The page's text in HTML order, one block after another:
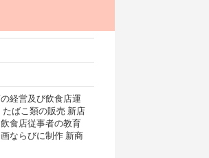
経営及び飲食店運
ばこ類の販売 新店
食店従事者の教育
ならびに制作 新商